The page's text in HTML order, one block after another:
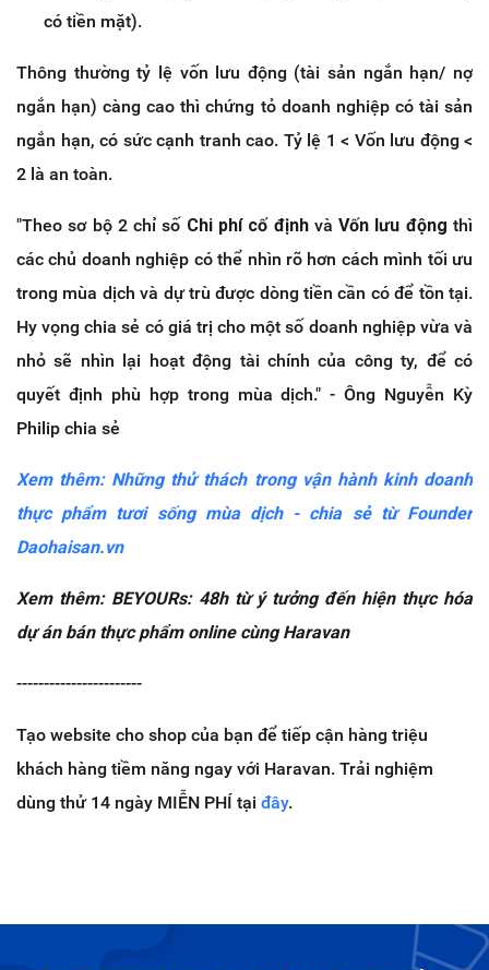
có tiền mặt).
Thông thường tỷ lệ vốn lưu động (tài sản ngắn hạn/ nợ
ngắn hạn) càng cao thì chứng tỏ doanh nghiệp có tài sản
ngắn hạn, có sức cạnh tranh cao. Tỷ lệ 1 < Vốn lưu động <
2 là an toàn.
"Theo sơ bộ 2 chỉ số Chi phí cố địnhvà Vốn lưu động thì
các chủ doanh nghiệp có thể nhìn rõ hơn cách mình tối ưu
trong mùa dịch và dự trù được dòng tiền cần có để tồn tại.
Hy vọng chia sẻ có giá trị cho một số doanh nghiệp vừa và
nhỏ sẽ nhìn lại hoạt động tài chính của công ty, để có
quyết định phù hợp trong mùa dịch." - Ông Nguyễn Kỳ
Philip chia sẻ
Xem thêm: Những thử thách trong vận hành kinh doanh
thực phẩm tươi sống mùa dịch - chia sẻ từ Founder
Daohaisan.vn
Xem thêm: BEYOURs: 48h từ ý tưởng đến hiện thực hóa
dự án bán thực phẩm online cùng Haravan
-----------------------
Tạo website cho shop của bạn để tiếp cận hàng triệu
khách hàng tiềm năng ngay với Haravan. Trải nghiệm
dùng thử 14 ngày MIỄN PHÍ tại đây.